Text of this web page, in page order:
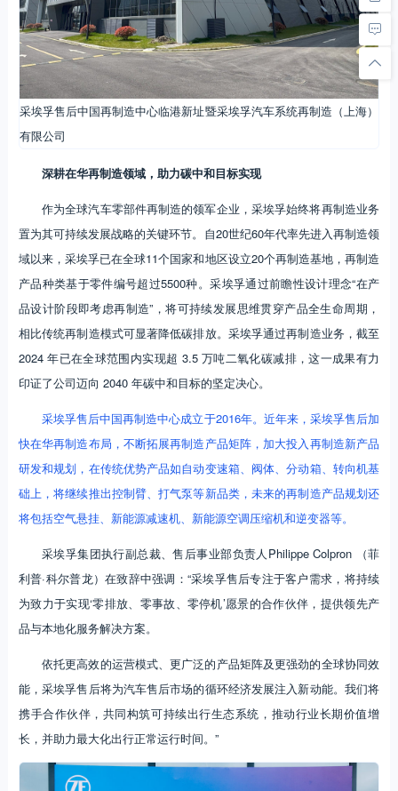
采埃孚售后中国再制造中心临港新址暨采埃孚汽车系统再制造（上海）
有限公司
深耕在华再制造领域，助力碳中和目标实现
作为全球汽车零部件再制造的领军企业，采埃孚始终将再制造业务
置为其可持续发展战略的关键环节。自20世纪60年代率先进入再制造领
域以来，采埃孚已在全球11个国家和地区设立20个再制造基地，再制造
产品种类基于零件编号超过5500种。采埃孚通过前瞻性设计理念“在产
品设计阶段即考虑再制造”，将可持续发展思维贯穿产品全生命周期，
相比传统再制造模式可显著降低碳排放。采埃孚通过再制造业务，截至
2024 年已在全球范围内实现超 3.5 万吨二氧化碳减排，这一成果有力
印证了公司迈向 2040 年碳中和目标的坚定决心。
采埃孚售后中国再制造中心成立于2016年。近年来，采埃孚售后加
快在华再制造布局，不断拓展再制造产品矩阵，加大投入再制造新产品
研发和规划，在传统优势产品如自动变速箱、阀体、分动箱、转向机基
础上，将继续推出控制臂、打气泵等新品类，未来的再制造产品规划还
将包括空气悬挂、新能源减速机、新能源空调压缩机和逆变器等。
采埃孚集团执行副总裁、售后事业部负责人Philippe Colpron （菲
利普·科尔普龙）在致辞中强调：“采埃孚售后专注于客户需求，将持续
为致力于实现‘零排放、零事故、零停机’愿景的合作伙伴，提供领先产
品与本地化服务解决方案。
依托更高效的运营模式、更广泛的产品矩阵及更强劲的全球协同效
能，采埃孚售后将为汽车售后市场的循环经济发展注入新动能。我们将
携手合作伙伴，共同构筑可持续出行生态系统，推动行业长期价值增
长，并助力最大化出行正常运行时间。”